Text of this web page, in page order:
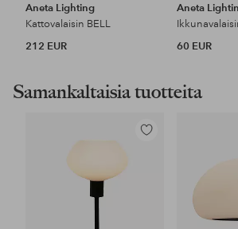
Aneta Lighting
Kattovalaisin BELL
212 EUR
Aneta
60 EUR
Samankaltaisia tuotteita
Lisää